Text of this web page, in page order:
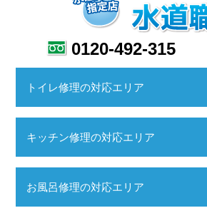
0120-492-315
トイレ修理の対応エリア
キッチン修理の対応エリア
お風呂修理の対応エリア